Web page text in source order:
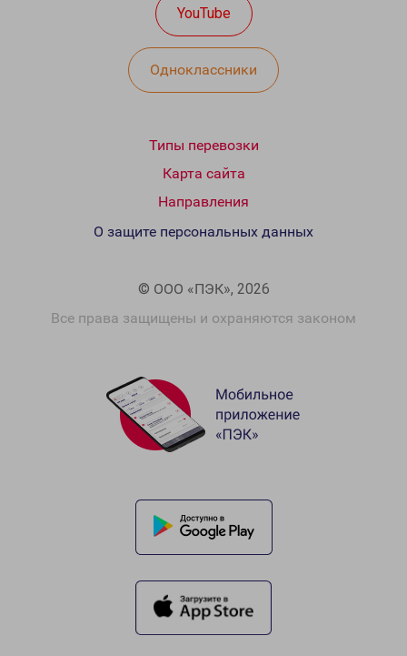
YouTube
Одноклассники
Типы перевозки
Карта сайта
Направления
© ООО «ПЭК», 2026
Все права защищены и охраняются законом
О защите персональных данных